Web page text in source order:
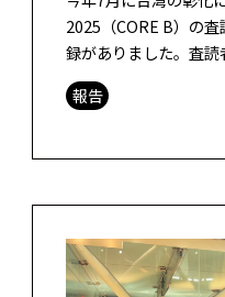
2025（CORE B）の
録がありました。査
ざいました。 Geng,
報告